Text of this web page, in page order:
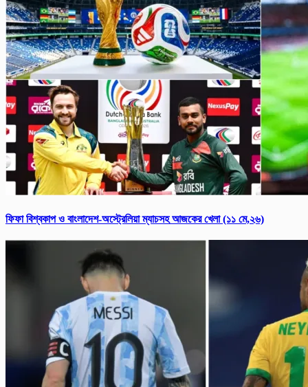
ফিফা বিশ্ব‌কাপ ও বাংলাদেশ-অস্ট্রেলিয়া ম্যাচসহ আজকের খেলা (১১ মে,২৬)